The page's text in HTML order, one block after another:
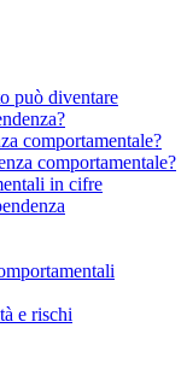
può diventare
comportamentale?
comportamentale?
in cifre
e rischi